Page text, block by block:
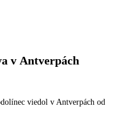
v Antverpách
viedol v Antverpách od